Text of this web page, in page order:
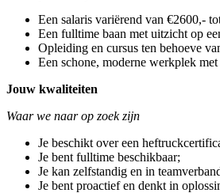
Een salaris variërend van €2600,-
Een fulltime baan met uitzicht op
Opleiding en cursus ten behoeve
Een schone, moderne werkplek met
Jouw kwaliteiten
Waar we naar op zoek zijn
Je beschikt over een
Je bent fulltime beschikbaar;
Je kan zelfstandig en in
Je bent proactief en denkt in